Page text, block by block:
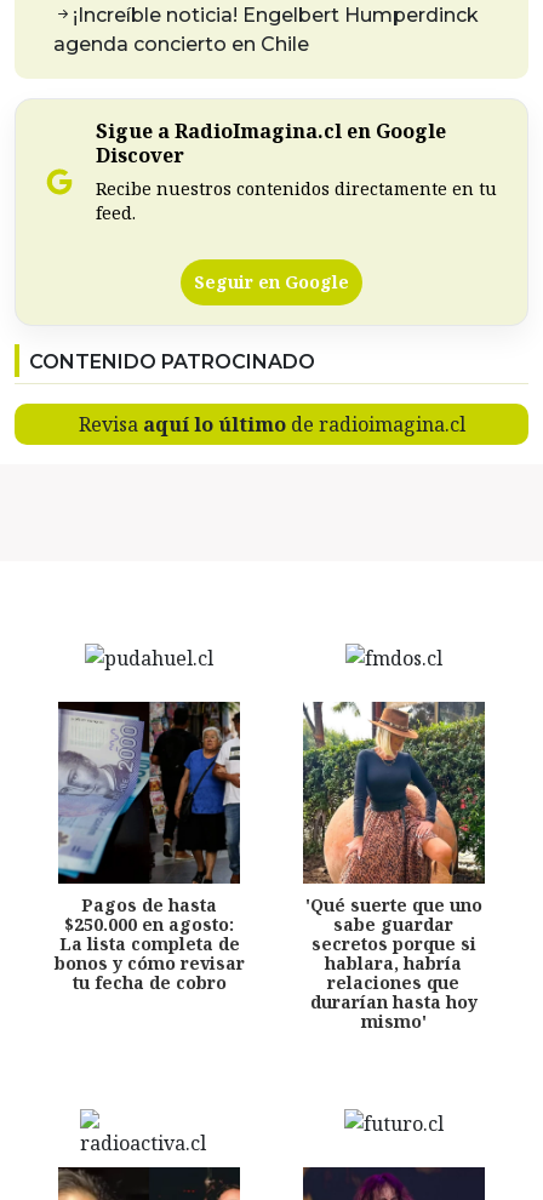
¡Increíble noticia! Engelbert Humperdinck
agenda concierto en Chile
Sigue a RadioImagina.cl en Google
Discover
Recibe nuestros contenidos directamente en tu
feed.
Seguir en Google
CONTENIDO PATROCINADO
Revisa aquí lo últimode radioimagina.cl
Pagos de hasta
$250.000 en agosto:
La lista completa de
bonos y cómo revisar
tu fecha de cobro
'Qué suerte que uno
sabe guardar
secretos porque si
hablara, habría
relaciones que
durarían hasta hoy
mismo'